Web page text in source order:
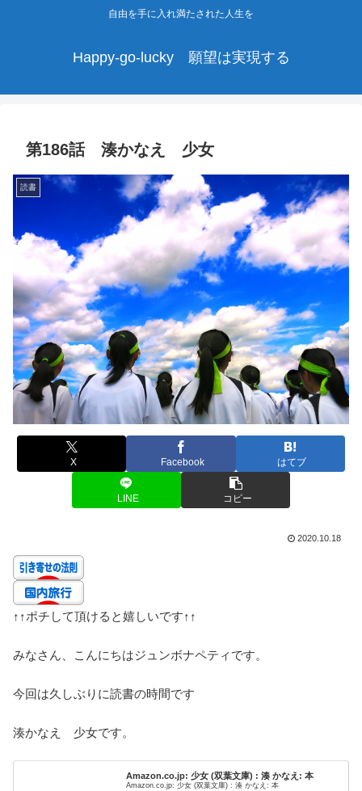
自由を手に入れ満たされた人生を
Happy-go-lucky 願望は実現する
第186話 湊かなえ 少女
読書
X Facebook はてブ
LINE コピー
2020.10.18
↑↑ポチして頂けると嬉しいです↑↑
みなさん、こんにちはジュンボナペティです。
今回は久しぶりに読書の時間です
湊かなえ 少女です。
Amazon.co.jp: 少女 (双葉文庫) : 湊 かなえ: 本
Amazon.co.jp: 少女 (双葉文庫) : 湊 かなえ: 本